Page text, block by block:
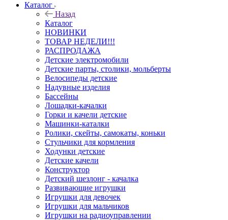
Каталог
Назад
Каталог
НОВИНКИ
ТОВАР НЕДЕЛИ!!!
РАСПРОДАЖА
Детские электромобили
Детские парты, столики, мольберты
Велосипеды детские
Надувные изделия
Бассейны
Лошадки-качалки
Горки и качели детские
Машинки-каталки
Ролики, скейты, самокаты, коньки
Стульчики для кормления
Ходунки детские
Детские качели
Конструктор
Детский шезлонг - качалка
Развивающие игрушки
Игрушки для девочек
Игрушки для мальчиков
Игрушки на радиоуправлении